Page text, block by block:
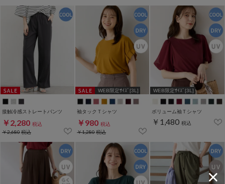
接触冷感ストレートパンツ
￥2,280 税込
￥2,680税込
WEB限定ｻｲｽﾞ[3L]
袖タックＴシャツ
￥980 税込
￥1,280税込
WEB限定ｻｲｽﾞ[3L]
ボリューム袖Ｔシャツ
￥1,480 税込